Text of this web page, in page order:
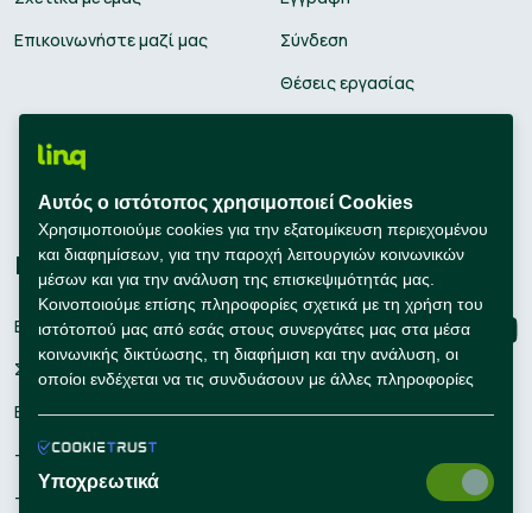
Επικοινωνήστε μαζί μας
Σύνδεση
Θέσεις εργασίας
Συμβουλές Καριέρας
Εταιρείες
Εγγραφή
Σύνδεση
Εργαλεία Προσλήψεων
– Self Service Hiring Solutions
– Talent Hiring Solutions
Connect with us
Αυτός ο ιστότοπος χρησιμοποιεί Cookies
Χρησιμοποιούμε cookies για την εξατομίκευση περιεχομένου
και διαφημίσεων, για την παροχή λειτουργιών κοινωνικών
μέσων και για την ανάλυση της επισκεψιμότητάς μας.
Κοινοποιούμε επίσης πληροφορίες σχετικά με τη χρήση του
ιστότοπού μας από εσάς στους συνεργάτες μας στα μέσα
κοινωνικής δικτύωσης, τη διαφήμιση και την ανάλυση, οι
οποίοι ενδέχεται να τις συνδυάσουν με άλλες πληροφορίες
Υποχρεωτικά